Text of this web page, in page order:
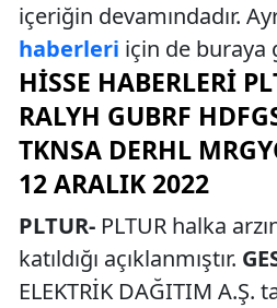
içeriğin devamındadır.
haberleri için de buraya
HISSE HABERLERI
RALYH GUBRF
TKNSA DERHL
12 ARALIK 2022
PLTUR- PLTUR halka
katıldığı açıklanmıştır.
ELEKTRİK DAĞITIM A.Ş.